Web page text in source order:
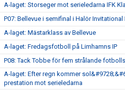
A-laget: Storseger mot serieledarna IFK
P07: Bellevue i semifinal i Halör Invitational
A-laget: Mästarklass av Bellevue
A-laget: Fredagsfotboll på Limhamns IP
P08: Tack Tobbe för fem strålande
A-laget: Efter regn kommer
prestation mot serieledarna